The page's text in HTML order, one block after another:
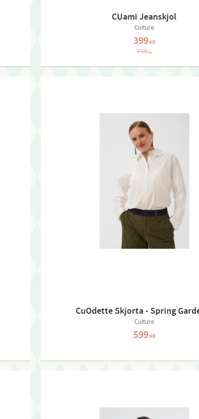
CUami Jeanskjol
Culture
399KR
799KR
CuOdette Skjorta - Spring
Culture
599KR